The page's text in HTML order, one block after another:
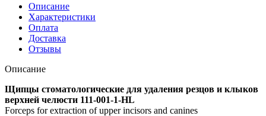
Описание
Характеристики
Оплата
Доставка
Отзывы
Описание
Щипцы стоматологические для удаления резцов и клыков
верхней челюсти 111-001-1-HL
Forceps for extraction of upper incisors and canines